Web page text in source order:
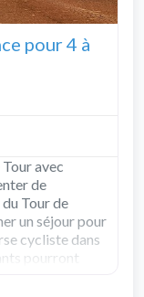
pour 4 à
avec
de
Tour de
un séjour pour
cycliste dans
pourront